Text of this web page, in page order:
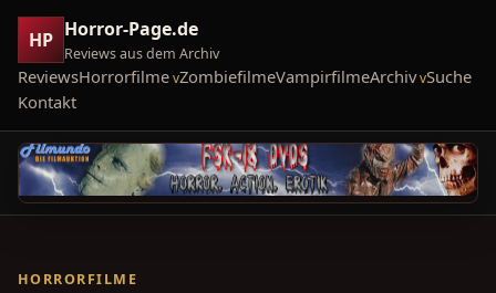
HP Horror-Page.de
Reviews aus dem Archiv
ReviewsHorrorfilme ZombiefilmeVampirfilmeArchiv Suche
Kontakt
HORRORFILME